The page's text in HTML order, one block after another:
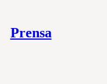
Prensa